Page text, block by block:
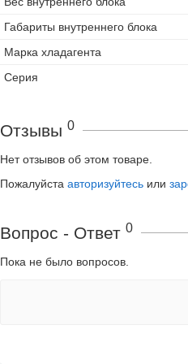
Габариты внутреннего блока
Марка хладагента
Серия
Отзывы 0
Нет отзывов об этом товаре.
Пожалуйста авторизуйтесь или
Вопрос - Ответ 0
Пока не было вопросов.